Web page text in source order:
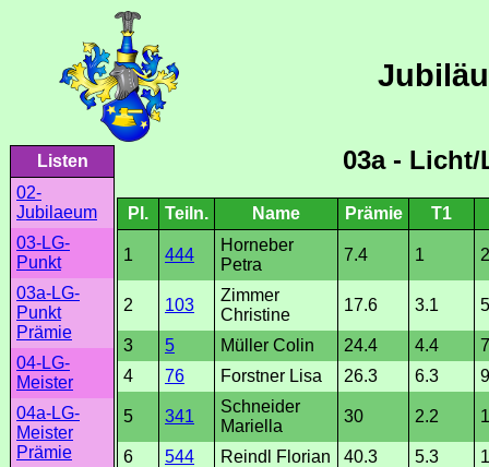
Listen
02-
Jubilaeum
03-LG-
Punkt
03a-LG-
Punkt
Prämie
04-LG-
Meister
04a-LG-
Meister
Prämie
03a -
Pl. Teiln. Name Prämie T1
1 444
Horneber
Petra
7.4 1 2
2 103
Zimmer
Christine
17.6 3.1
3 5 Müller Colin 24.4 4.4
7
4
76 Forstner Lisa 26.3 6.3 9
5 341
Schneider
Mariella
30 2.2
6 544 Reindl Florian 40.3 5.3